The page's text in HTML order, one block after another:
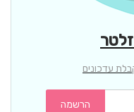
עדכונים
הרשמה